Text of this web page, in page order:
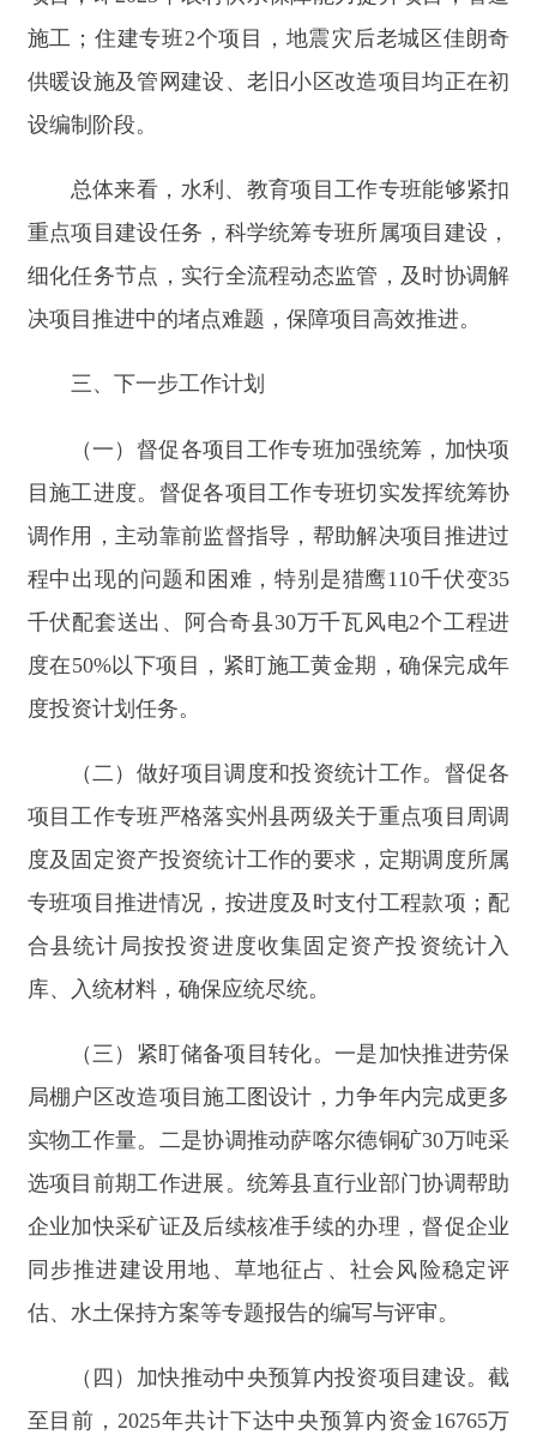
三、下一步工作计划
（一）督促各项目工作专班加强统筹，加快项
目施工进度。督促各项目工作专班切实发挥统筹协
程中出现的问题和困难，特别是猎鹰110千伏变35
千伏配套送出、阿合奇县30万千瓦风电2个工程进
度在50%以下项目，紧盯施工黄金期，确保完成年
度投资计划任务。
（二）做好项目调度和投资统计工作。督促各
度及固定资产投资统计工作的要求，定期调度所属
专班项目推进情况，按进度及时支付工程款项；配
合县统计局按投资进度收集固定资产投资统计入
库、入统材料，确保应统尽统。
（三）紧盯储备项目转化。一是加快推进劳保
局棚户区改造项目施工图设计，力争年内完成更多
实物工作量。二是协调推动萨喀尔德铜矿30万吨采
企业加快采矿证及后续核准手续的办理，督促企业
同步推进建设用地、草地征占、社会风险稳定评
估、水土保持方案等专题报告的编写与评审。
（四）加快推动中央预算内投资项目建设。截
至目前，2025年共计下达中央预算内资金16765万
元（同比增长141.13%），实施项目9个，开工6个
克孜宫拜孜中型灌区1个）。推动玉山古西除险加
固项目开工准备，力争8月底前开工建设；加快推
进老旧小区改造、城区供暖设施及管网建设2个项
目初步设计编制，确保9月底前开工建设。
分享: